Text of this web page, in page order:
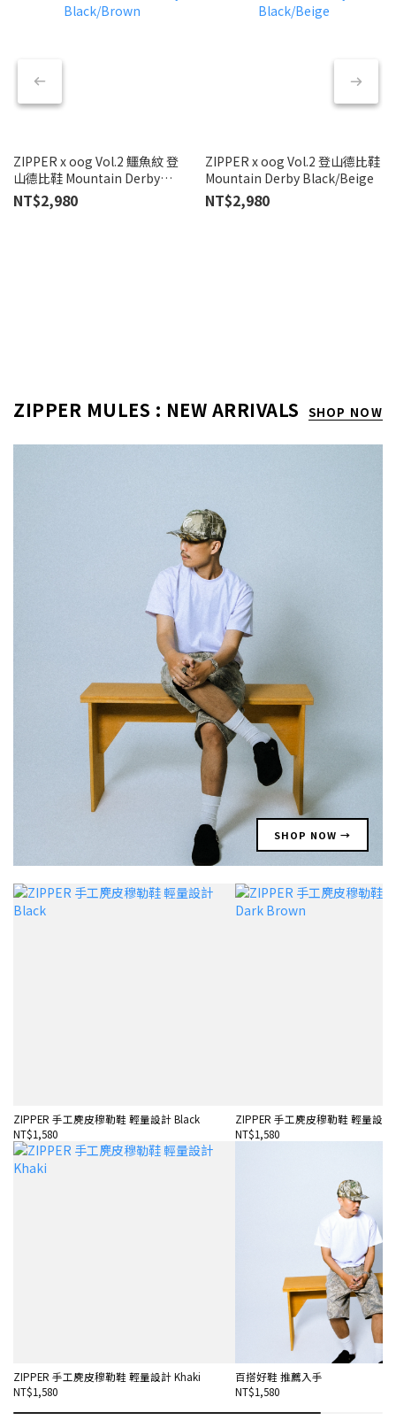
ZIPPER x oog Vol.2 鱷魚紋 登
山德比鞋 Mountain Derby
Black/Brown
NT$2,980
ZIPPER x oog Vol.2 登山德比鞋
Mountain Derby Black/Beige
NT$2,980
ZIPPER MULES : NEW ARRIVALS SHOP NOW
SHOP NOW →
ZIPPER 手工麂皮穆勒鞋 輕量設計 Black
NT$1,580
ZIPPER 手工麂皮穆勒鞋 輕量設
NT$1,580
ZIPPER 手工麂皮穆勒鞋 輕量設計 Khaki
NT$1,580
百搭好鞋 推薦入手
NT$1,580